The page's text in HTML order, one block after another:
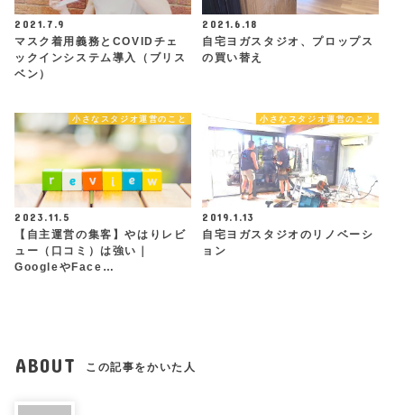
2021.7.9
マスク着用義務とCOVIDチェ
ックインシステム導入（ブリス
ベン）
2021.6.18
自宅ヨガスタジオ、プロップス
の買い替え
小さなスタジオ運営のこと
2023.11.5
【自主運営の集客】やはりレビ
ュー（口コミ）は強い｜
GoogleやFace…
小さなスタジオ運営のこと
2019.1.13
自宅ヨガスタジオのリノベーシ
ョン
ABOUT この記事をかいた人